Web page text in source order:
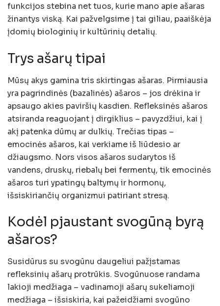
funkcijos stebina net tuos, kurie mano apie ašaras
žinantys viską. Kai pažvelgsime į tai giliau, paaiškėja
įdomių biologinių ir kultūrinių detalių.
Trys ašarų tipai
Mūsų akys gamina tris skirtingas ašaras. Pirmiausia
yra pagrindinės (bazalinės) ašaros – jos drėkina ir
apsaugo akies paviršių kasdien. Refleksinės ašaros
atsiranda reaguojant į dirgiklius – pavyzdžiui, kai į
akį patenka dūmų ar dulkių. Trečias tipas –
emocinės ašaros, kai verkiame iš liūdesio ar
džiaugsmo. Nors visos ašaros sudarytos iš
vandens, druskų, riebalų bei fermentų, tik emocinės
ašaros turi ypatingų baltymų ir hormonų,
išsiskiriančių organizmui patiriant stresą.
Kodėl pjaustant svogūną byrą
ašaros?
Susidūrus su svogūnu daugeliui pažįstamas
refleksinių ašarų protrūkis. Svogūnuose randama
lakioji medžiaga – vadinamoji ašarų sukeliamoji
medžiaga – išsiskiria, kai pažeidžiami svogūno